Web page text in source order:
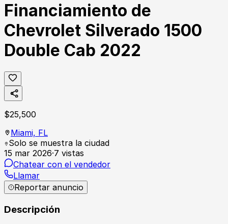
Financiamiento de
Chevrolet Silverado 1500
Double Cab 2022
$25,500
Miami, FL
Solo se muestra la ciudad
15 mar 2026·7 vistas
Chatear con el vendedor
Llamar
Reportar anuncio
Descripción